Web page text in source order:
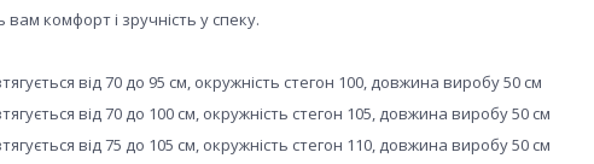
комфорт і зручність у спеку.
від 70 до 95 см, окружність стегон 100, довжина виробу 50 см
від 70 до 100 см, окружність стегон 105, довжина виробу 50 см
від 75 до 105 см, окружність стегон 110, довжина виробу 50 см